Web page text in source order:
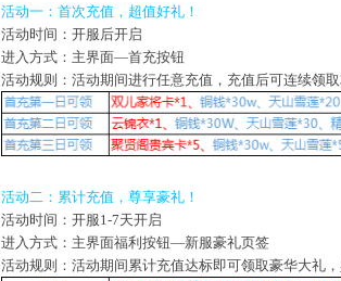
活动一：首次充值，超值好礼！
活动时间：开服后开启
进入方式：主界面—首充按钮
活动规则：活动期间进行任意充值，充值后可连续领
活动二：累计充值，尊享豪礼！
活动时间：开服1-7天开启
进入方式：主界面福利按钮—新服豪礼页签
活动规则：活动期间累计充值达标即可领取豪华大礼，